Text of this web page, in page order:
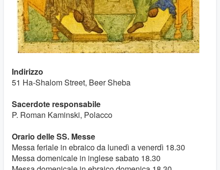
Indirizzo
51 Ha-Shalom Street, Beer Sheba
Sacerdote responsabile
P. Roman Kaminski, Polacco
Orario delle SS. Messe
Messa feriale in ebraico da lunedì a venerdì 18.30
Messa domenicale in inglese sabato 18.30